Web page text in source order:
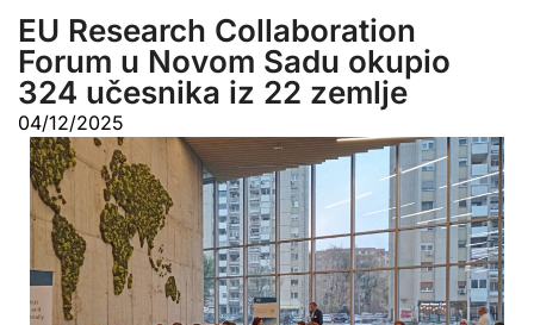
EU Research Collaboration
Forum u Novom Sadu okupio
324 učesnika iz 22 zemlje
04/12/2025